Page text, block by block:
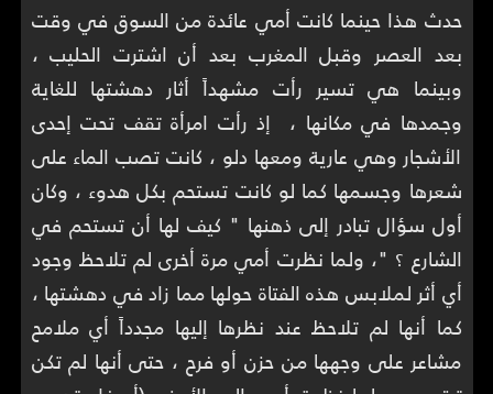
حدث هذا حينما كانت أمي عائدة من السوق في وقت
بعد العصر وقبل المغرب بعد أن اشترت الحليب ،
وبينما هي تسير رأت مشهداً أثار دهشتها للغاية
وجمدها في مكانها ، إذ رأت امرأة تقف تحت إحدى
الأشجار وهي عارية ومعها دلو ، كانت تصب الماء على
شعرها وجسمها كما لو كانت تستحم بكل هدوء ، وكان
أول سؤال تبادر إلى ذهنها " كيف لها أن تستحم في
الشارع ؟ "، ولما نظرت أمي مرة أخرى لم تلاحظ وجود
أي أثر لملابس هذه الفتاة حولها مما زاد في دهشتها ،
كما أنها لم تلاحظ عند نظرها إليها مجدداً أي ملامح
مشاعر على وجهها من حزن أو فرح ، حتى أنها لم تكن